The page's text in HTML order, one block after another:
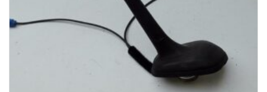
1-3 Werktage